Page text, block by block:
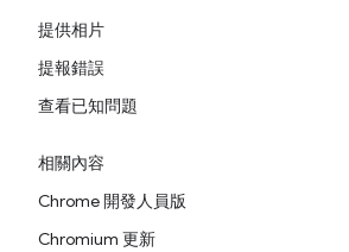
提供相片
提報錯誤
查看已知問題
相關內容
Chrome 開發人員版
Chromium 更新